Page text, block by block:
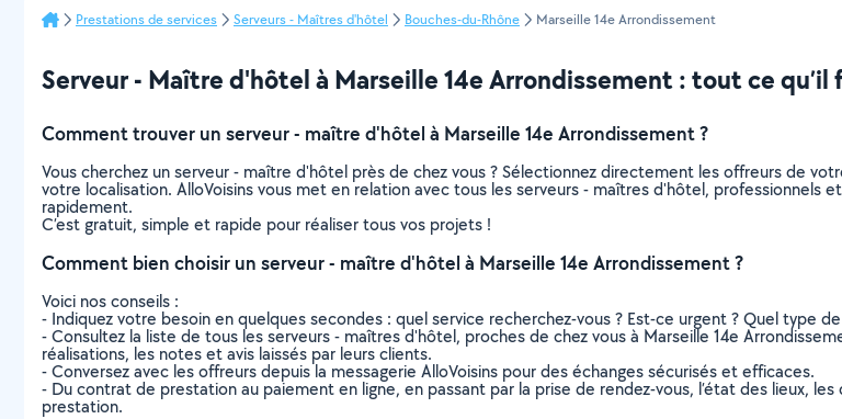
Prestations de services Serveurs - Maîtres d'hôtel Bouches-du-Rhône Marseille 14e Arrondissement
Serveur - Maître d'hôtel à Marseille 14e Arrondissement : tout ce qu’il
Comment trouver un serveur - maître d'hôtel à Marseille 14e Arrondissement ?
Vous cherchez un serveur - maître d'hôtel près de chez vous ? Sélectionnez directement les offreurs de
votre localisation. AlloVoisins vous met en relation avec tous les serveurs - maîtres d'hôtel, professionnels
rapidement.
C’est gratuit, simple et rapide pour réaliser tous vos projets !
Comment bien choisir un serveur - maître d'hôtel à Marseille 14e Arrondissement ?
Voici nos conseils :
- Indiquez votre besoin en quelques secondes : quel service recherchez-vous ? Est-ce urgent ? Quel type
- Consultez la liste de tous les serveurs - maîtres d'hôtel, proches de chez vous à Marseille 14e
réalisations, les notes et avis laissés par leurs clients.
- Conversez avec les offreurs depuis la messagerie AlloVoisins pour des échanges sécurisés et efficaces.
- Du contrat de prestation au paiement en ligne, en passant par la prise de rendez-vous, l’état des lieux,
prestation.